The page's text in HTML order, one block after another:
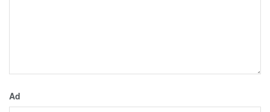
Ad